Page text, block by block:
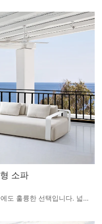
소파
도 훌륭한 선택입니다. 넓은
제공하며, 편안한 휴식을